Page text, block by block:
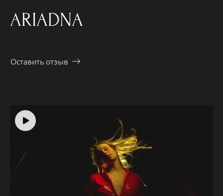
ARIADNA
Оставить отзыв